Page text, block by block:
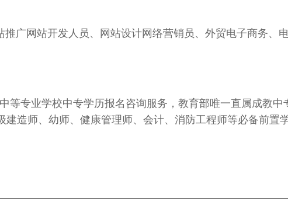
推广网站开发人员、网站设计网络营销员、外贸电子商务、
等专业学校中专学历报名咨询服务，教育部唯一直属成教中
建造师、幼师、健康管理师、会计、消防工程师等必备前置